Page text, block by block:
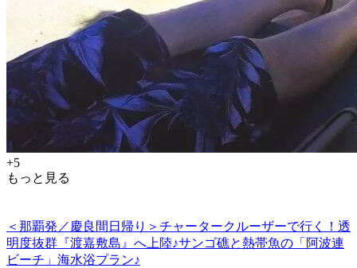
+5
もっと見る
＜那覇発／慶良間日帰り＞チャータークルーザーで行く！透
明度抜群『渡嘉敷島』へ上陸♪サンゴ礁と熱帯魚の「阿波連
ビーチ」海水浴プラン♪